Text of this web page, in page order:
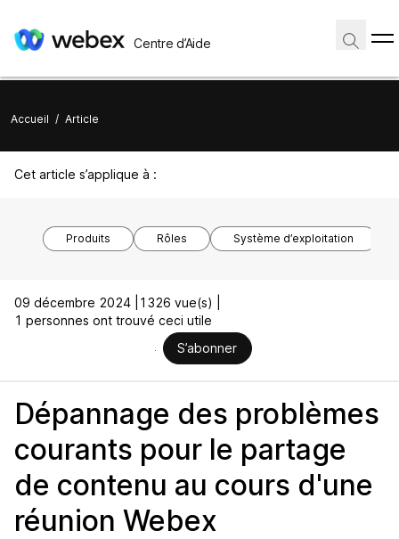
Centre d’Aide
Accueil / Article
Cet article s’applique à :
Produits Rôles Système d’exploitation
09 décembre 2024 |
1326 vue(s) |
1 personnes ont trouvé ceci utile
S’abonner
Dépannage des problèmes
courants pour le partage
de contenu au cours d'une
réunion Webex